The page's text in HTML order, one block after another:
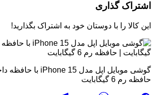
اشتراک گذاری
این کالا را با دوستان خود به اشتراک بگذارید!
حافظه رم 6 گیگابایت